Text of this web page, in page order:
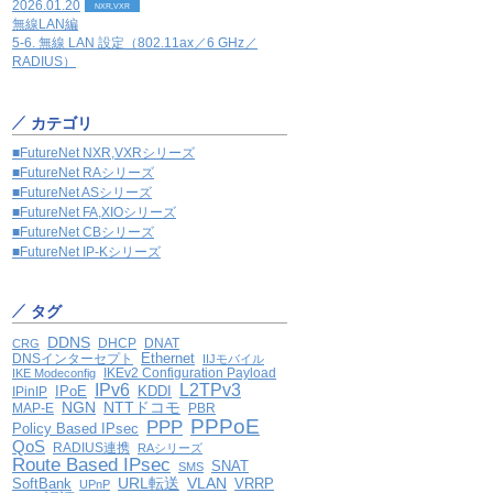
2026.01.20 NXR,VXR
無線LAN編
5-6. 無線 LAN 設定（802.11ax／6 GHz／
RADIUS）
カテゴリ
■FutureNet NXR,VXRシリーズ
■FutureNet RAシリーズ
■FutureNet ASシリーズ
■FutureNet FA,XIOシリーズ
■FutureNet CBシリーズ
■FutureNet IP-Kシリーズ
タグ
CRG DDNS DHCP DNAT
DNSインターセプト Ethernet
IIJモバイル
IKE Modeconfig
IKEv2 Configuration Payload
IPinIP
IPoE IPv6 KDDI L2TPv3
MAP-E NGN NTTドコモ PBR
Policy Based IPsec PPP PPPoE
QoS RADIUS連携 RAシリーズ
Route Based IPsec SMS SNAT
SoftBank UPnP URL転送 VLAN VRRP